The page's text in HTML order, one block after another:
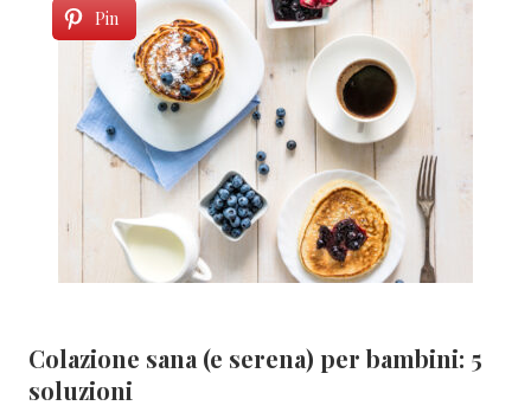
Pin
Colazione sana (e serena) per bambini: 5
soluzioni